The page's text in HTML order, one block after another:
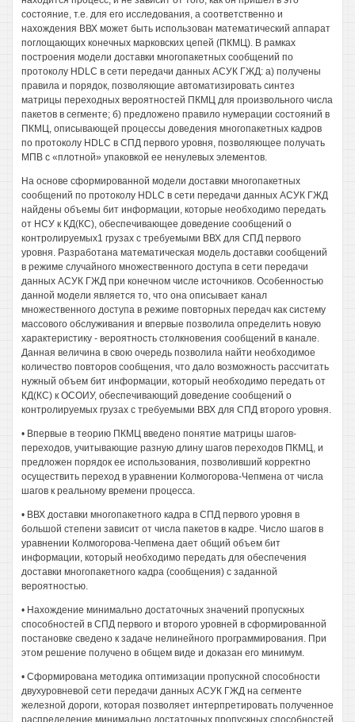
состояние, т.е. для его исследования, а соответственно и
нахождения ВВХ может быть использован математический аппарат
поглощающих конечных марковских цепей (ПКМЦ). В рамках
построения модели доставки многопакетных сообщений по
протоколу HDLC в сети передачи данных АСУК ГЖД: а) получены
правила и порядок, позволяющие автоматизировать синтез
матрицы переходных вероятностей ПКМЦ для произвольного числа
пакетов в сегменте; б) предложено правило нумерации состояний в
ПКМЦ, описывающей процессы доведения многопакетных кадров
по протоколу HDLC в СПД первого уровня, позволяющее получать
МПВ с «плотной» упаковкой ее ненулевых элементов.
На основе сформированной модели доставки многопакетных
сообщений по протоколу HDLC в сети передачи данных АСУК ГЖД
найдены объемы бит информации, которые необходимо передать
от НСУ к КД(КС), обеспечивающее доведение сообщений о
контролируемых1 грузах с требуемыми ВВХ для СПД первого
уровня. Разработана математическая модель доставки сообщений
в режиме случайного множественного доступа в сети передачи
данных АСУК ГЖД при конечном числе источников. Особенностью
данной модели является то, что она описывает канал
множественного доступа в режиме повторных передач как систему
массового обслуживания и впервые позволила определить новую
характеристику - вероятность столкновения сообщений в канале.
Данная величина в свою очередь позволила найти необходимое
количество повторов сообщения, что дало возможность рассчитать
нужный объем бит информации, который необходимо передать от
КД(КС) к ОСОИУ, обеспечивающий доведение сообщений о
контролируемых грузах с требуемыми ВВХ для СПД второго уровня.
• Впервые в теорию ПКМЦ введено понятие матрицы шагов-
переходов, учитывающие разную длину шагов переходов ПКМЦ, и
предложен порядок ее использования, позволивший корректно
осуществить переход в уравнении Колмогорова-Чепмена от числа
шагов к реальному времени процесса.
• ВВХ доставки многопакетного кадра в СПД первого уровня в
большой степени зависит от числа пакетов в кадре. Число шагов в
уравнении Колмогорова-Чепмена дает общий объем бит
информации, который необходимо передать для обеспечения
доставки многопакетного кадра (сообщения) с заданной
вероятностью.
• Нахождение минимально достаточных значений пропускных
способностей в СПД первого и второго уровней в сформированной
постановке сведено к задаче нелинейного программирования. При
этом решение получено в общем виде и доказан его минимум.
• Сформирована методика оптимизации пропускной способности
двухуровневой сети передачи данных АСУК ГЖД на сегменте
железной дороги, которая позволяет интерпретировать полученное
распределение минимально достаточных пропускных способностей